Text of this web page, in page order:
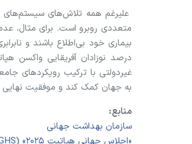
علیرغم همه تلاش‌های سیستم‌های
غیردولتی با ترکیب رویکردهای
به جهان کمک کند و موفقیت
منابع:
سازمان بهداشت جهانی